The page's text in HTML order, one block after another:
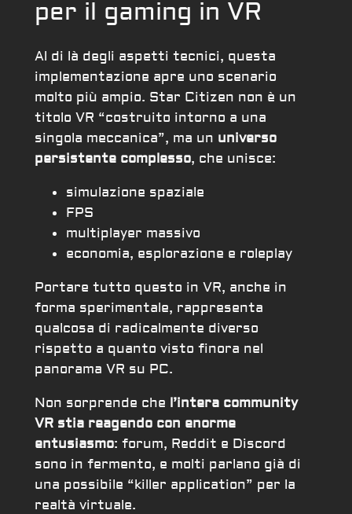
per il gaming in VR
Al di là degli aspetti tecnici, questa
implementazione apre uno scenario
molto più ampio. Star Citizen non è un
titolo VR “costruito intorno a una
singola meccanica”, ma un universo
persistente complesso, che unisce:
simulazione spaziale
FPS
multiplayer massivo
economia, esplorazione e roleplay
Portare tutto questo in VR, anche in
forma sperimentale, rappresenta
qualcosa di radicalmente diverso
rispetto a quanto visto finora nel
panorama VR su PC.
Non sorprende che l’intera community
VR stia reagendo con enorme
entusiasmo: forum, Reddit e Discord
sono in fermento, e molti parlano già di
una possibile “killer application” per la
realtà virtuale.